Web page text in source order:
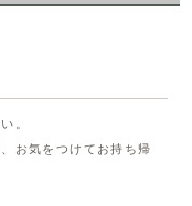
。
お気をつけてお持ち帰